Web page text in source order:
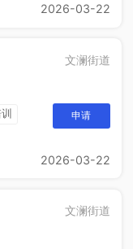
2026-03-22
文澜街道
申请
2026-03-22
文澜街道